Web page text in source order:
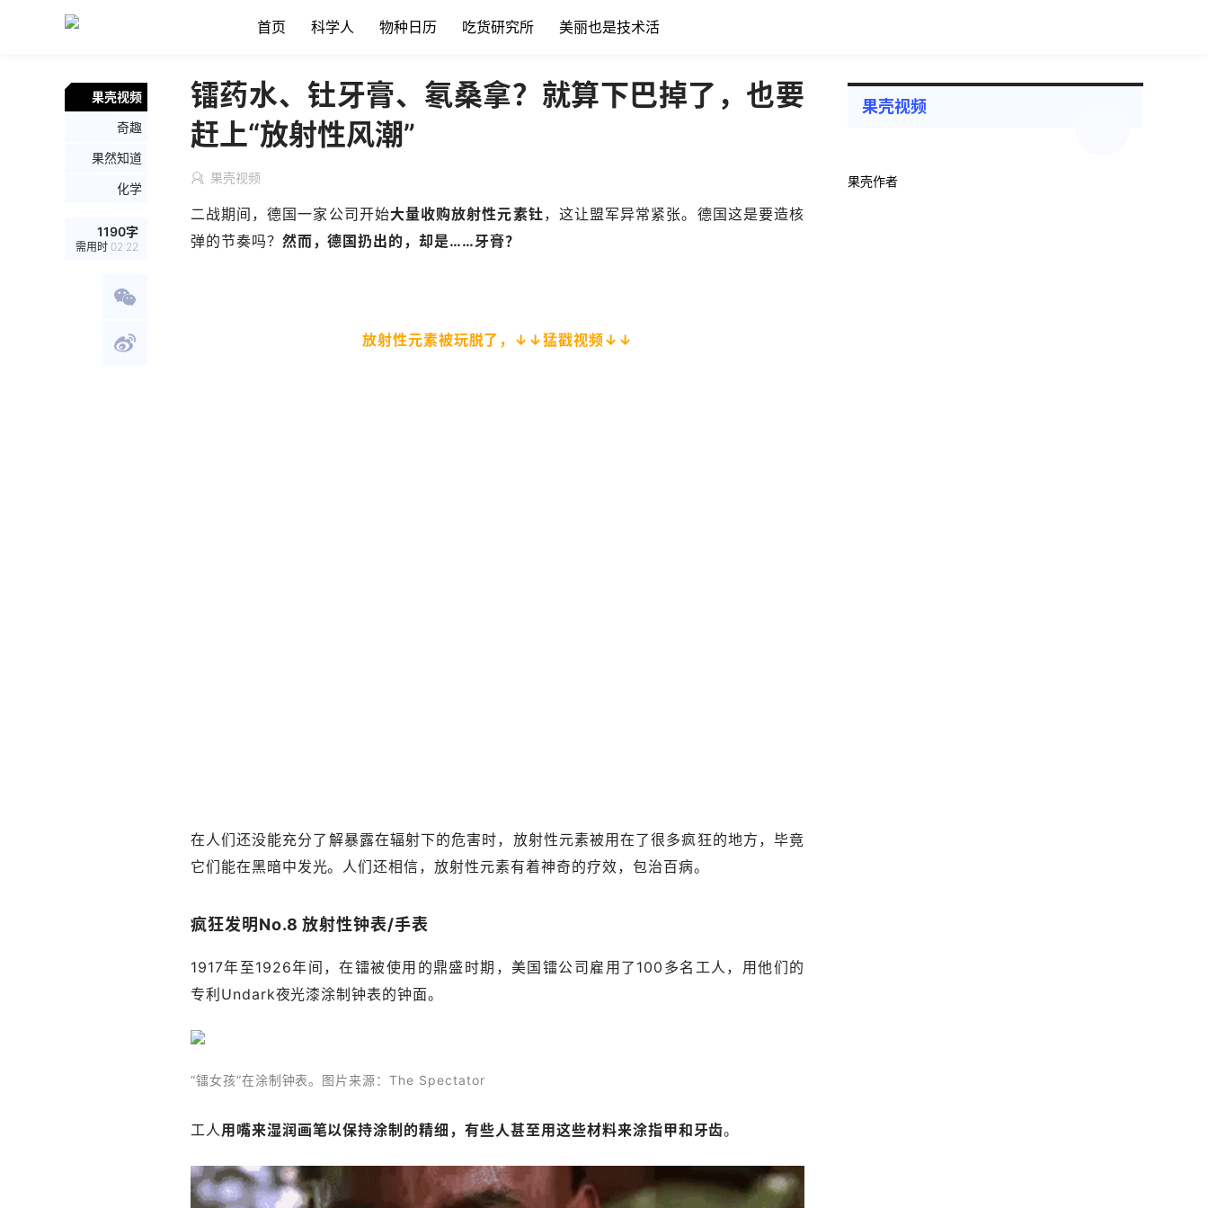
首页 科学人 物种日历 吃货研究所 美丽也是技术活
果壳视频
奇趣
果然知道
化学
1190字
需用时 02:22
镭药水、钍牙膏、氡桑拿？就算下巴掉了，也要
赶上“放射性风潮”
果壳视频
二战期间，德国一家公司开始大量收购放射性元素钍，这让盟军异常紧张。德国这是要造核
弹的节奏吗？ 然而，德国扔出的，却是……牙膏？
放射性元素被玩脱了，↓↓猛戳视频↓↓
在人们还没能充分了解暴露在辐射下的危害时，放射性元素被用在了很多疯狂的地方，毕竟
它们能在黑暗中发光。人们还相信，放射性元素有着神奇的疗效，包治百病。
疯狂发明No.8 放射性钟表/手表
1917年至1926年间，在镭被使用的鼎盛时期，美国镭公司雇用了100多名工人，用他们的
专利Undark夜光漆涂制钟表的钟面。
“镭女孩”在涂制钟表。图片来源：The Spectator
工人用嘴来湿润画笔以保持涂制的精细，有些人甚至用这些材料来涂指甲和牙齿。
果壳视频
果壳作者